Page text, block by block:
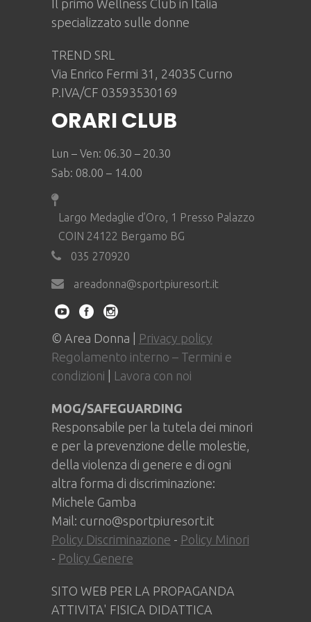
Il primo Wellness Club in Italia
specializzato sulle donne
TREND SRL
Via Enrico Fermi 31, 24035 Curno
P.IVA/CF 03593530169
ORARI CLUB
Lun – Ven: 06.30 – 20.30
Sab: 08.00 – 14.00
Largo Medaglie d’Oro, 1 Presso Palazzo
COIN 24122 Bergamo BG
035 270920
areadonna@sportpiuresort.it
© Area Donna |
Privacy policy
Regolamento interno – Termini e
condizioni
Lavora con noi
MOG/SAFEGUARDING
Responsabile per la tutela dei minori
e per la prevenzione delle molestie,
della violenza di genere e di ogni
altra forma di discriminazione:
Michele Gamba
Mail: curno@sportpiuresort.it
Policy Discriminazione - Policy Minori
- Policy Genere
SITO WEB PER LA PROPAGANDA
ATTIVITA' FISICA DIDATTICA